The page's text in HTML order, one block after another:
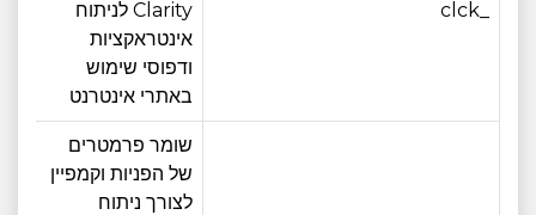
Clarity לניתוח
אינטראקציות
ודפוסי שימוש
באתרי אינטרנט
שומר פרמטרים
של הפניות וקמפיין
לצורך ניתוח